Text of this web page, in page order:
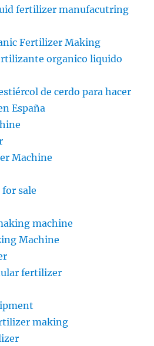
fertilizer manufacutring
Fertilizer Making
organico liquido
de cerdo para hacer
España
Machine
sale
machine
Machine
fertilizer
making